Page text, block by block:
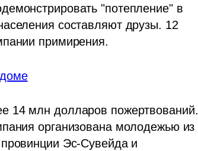
"потепление" в
составляют друзы. 12
примирения.
14 млн долларов пожертвований.
организована молодежью из
Эс-Сувейда и